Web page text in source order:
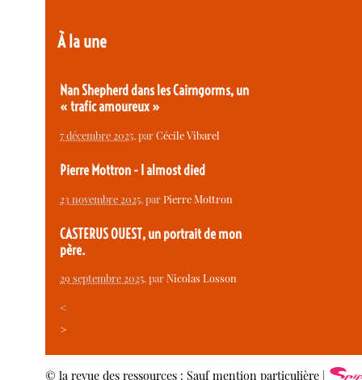
À la une
Nan Shepherd dans les Cairngorms, un
« trafic amoureux »
7 décembre 2025, parCécile Vibarel
Pierre Mottron - I almost died
23 novembre 2025, parPierre Mottron
CASTERUS OUEST, un portrait de mon
père.
29 septembre 2025, parNicolas Losson
<
>
© la revue des ressources : Sauf mention particulière |